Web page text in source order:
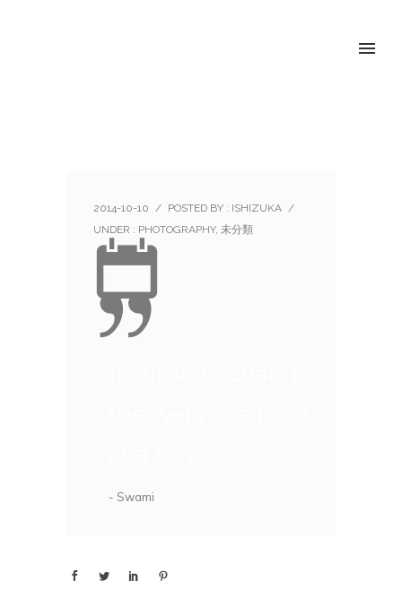
2014-10-10 / POSTED BY : ISHIZUKA /
UNDER : PHOTOGRAPHY, 未分類
- Swami